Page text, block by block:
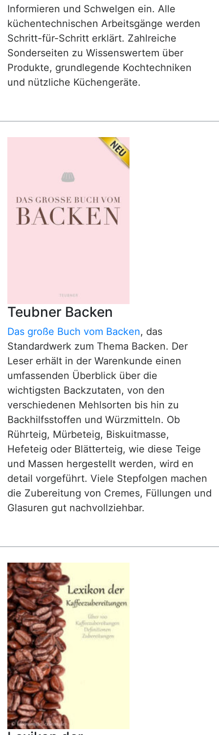
Informieren und Schwelgen ein. Alle
küchentechnischen Arbeitsgänge werden
Schritt-für-Schritt erklärt. Zahlreiche
Sonderseiten zu Wissenswertem über
Produkte, grundlegende Kochtechniken
und nützliche Küchengeräte.
Teubner Backen
Das große Buch vom Backen, das
Standardwerk zum Thema Backen. Der
Leser erhält in der Warenkunde einen
umfassenden Überblick über die
wichtigsten Backzutaten, von den
verschiedenen Mehlsorten bis hin zu
Backhilfsstoffen und Würzmitteln. Ob
Rührteig, Mürbeteig, Biskuitmasse,
Hefeteig oder Blätterteig, wie diese Teige
und Massen hergestellt werden, wird en
detail vorgeführt. Viele Stepfolgen machen
die Zubereitung von Cremes, Füllungen und
Glasuren gut nachvollziehbar.